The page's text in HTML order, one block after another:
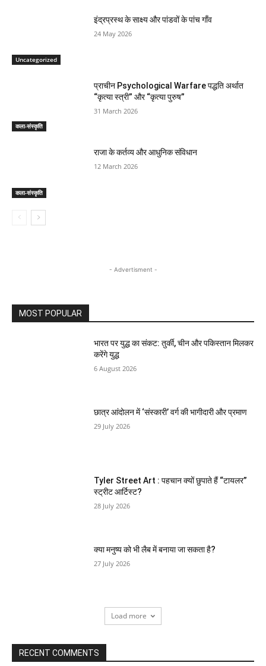
Uncategorized
इंद्रप्रस्थ के साक्ष्य और पांडवों के पांच गाँव
24 May 2026
कला-संस्कृति
प्राचीन Psychological Warfare पद्धति अर्थात
“कृत्या स्त्री” और “कृत्या पुरुष”
31 March 2026
कला-संस्कृति
राजा के कर्तव्य और आधुनिक संविधान
12 March 2026
- Advertisment -
MOST POPULAR
भारत पर युद्ध का संकट: तुर्की, चीन और पकिस्तान मिलकर
करेंगे युद्ध
6 August 2026
छात्र आंदोलन में ‘संस्कारी’ वर्ग की भागीदारी और प्रमाण
29 July 2026
Tyler Street Art : पहचान क्यों छुपाते हैं “टायलर”
स्ट्रीट आर्टिस्ट?
28 July 2026
क्या मनुष्य को भी लैब में बनाया जा सकता है?
27 July 2026
Load more
RECENT COMMENTS